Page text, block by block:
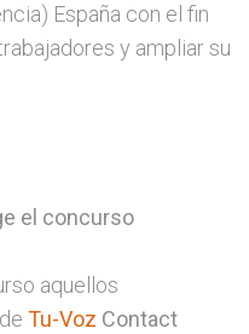
España con el fin
y ampliar su
el concurso
aquellos
Tu-Voz Contact